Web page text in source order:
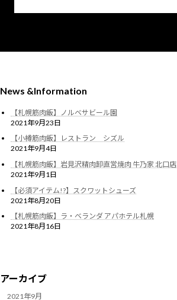
News &Information
【札幌筋肉飯】ノルベサビール園
2021年9月23日
【小樽筋肉飯】レストラン シズル
2021年9月4日
【札幌筋肉飯】岩見沢精肉卸直営焼肉 牛乃家 北口店
2021年9月1日
【必須アイテム!?】スクワットシューズ
2021年8月20日
【札幌筋肉飯】ラ・ベランダ アパホテル札幌
2021年8月16日
アーカイブ
2021年9月